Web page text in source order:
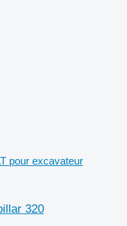
pour excavateur
320